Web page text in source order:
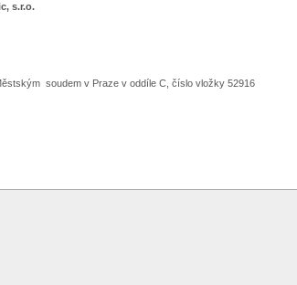
s.r.o.
soudem v Praze v oddíle C, číslo vložky 52916